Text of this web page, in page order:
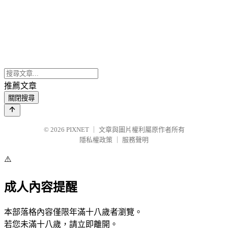
推薦文章
關閉搜尋
© 2026 PIXNET
文章與圖片權利屬原作者所有
隱私權政策
服務聲明
⚠️
成人內容提醒
本部落格內容僅限年滿十八歲者瀏覽。
若您未滿十八歲，請立即離開。